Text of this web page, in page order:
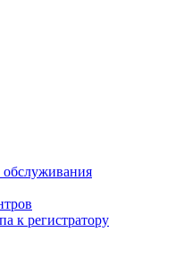
обслуживания
к регистратору